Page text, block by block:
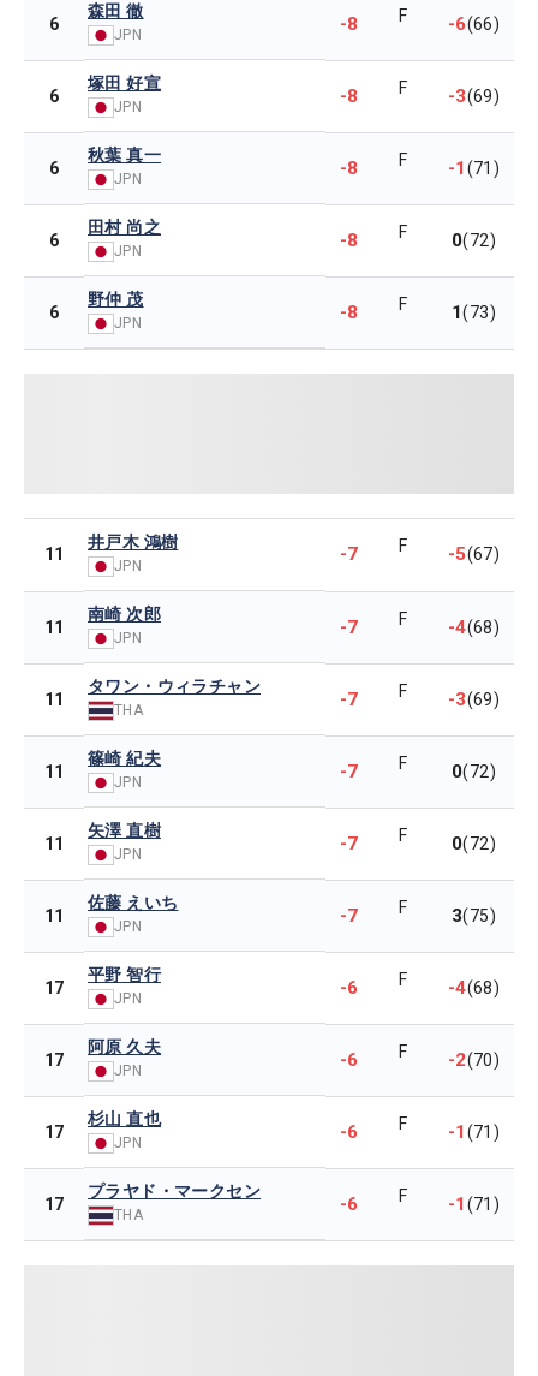
6
森田 徹
JPN -8 F -6(66)
6
塚田 好宣
JPN -8 F -3(69)
6
秋葉 真一
JPN -8 F -1(71)
6
田村 尚之
JPN -8 F 0(72)
6
野仲 茂
JPN -8 F 1(73)
11
井戸木 鴻樹
JPN
-7 F -5(67)
11
南崎 次郎
JPN -7 F -4(68)
11
タワン・ウィラチャン
THA -7 F -3(69)
11
篠崎 紀夫
JPN -7 F 0(72)
11
矢澤 直樹
JPN -7 F 0(72)
11
佐藤 えいち
JPN -7 F 3(75)
17
平野 智行
JPN -6 F -4(68)
17
阿原 久夫
JPN -6 F -2(70)
17
杉山 直也
JPN -6 F -1(71)
17
プラヤド・マークセン
THA -6 F -1(71)